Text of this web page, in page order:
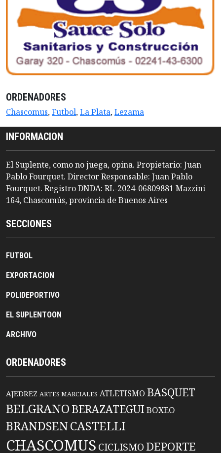
ORDENADORES
Chascomus,Futbol,La Plata,Lezama
INFORMACION
El Suplente, como no juega, opina. Propietario: Juan
Pablo Fourquet. Director Responsable: Juan Pablo
Fourquet. Registro DNDA: RL-2024-06809881 Mazzini
164, Chascomús, provincia de Buenos Aires
SECCIONES
FUTBOL
EXPORTACION
POLIDEPORTIVO
EL SUPLENTOON
ARCHIVO
ORDENADORES
AJEDREZ ARTES MARCIALES ATLETISMO BASQUET
BELGRANO BERAZATEGUIBOXEO
BRANDSENCASTELLI
CHASCOMUS CICLISMO DEPORTE